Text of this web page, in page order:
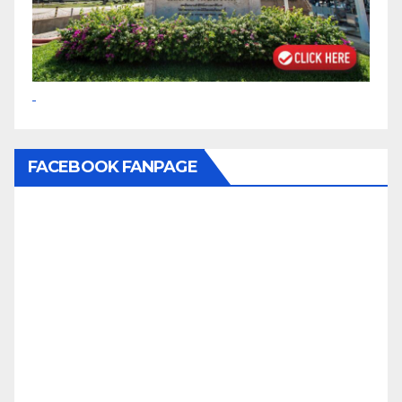
FACEBOOK FANPAGE